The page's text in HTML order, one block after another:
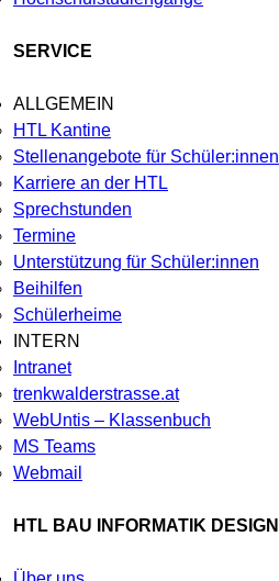
SERVICE
ALLGEMEIN
HTL Kantine
Stellenangebote für Schüler:innen
Karriere an der HTL
Sprechstunden
Termine
Unterstützung für Schüler:innen
Beihilfen
Schülerheime
INTERN
Intranet
trenkwalderstrasse.at
WebUntis – Klassenbuch
MS Teams
Webmail
HTL BAU INFORMATIK DESIGN